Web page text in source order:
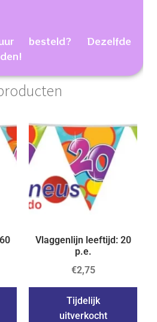
besteld? Dezelfde
Vlaggenlijn leeftijd: 20
p.e.
€2,75
Tijdelijk
uitverkocht